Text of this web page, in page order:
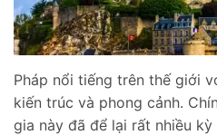
Pháp nổi tiếng trên thế giới
kiến trúc và phong cảnh.
gia này đã để lại rất nhiều